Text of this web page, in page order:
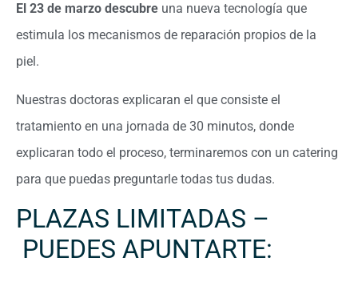
El 23 de marzo descubre una nueva tecnología que
estimula los mecanismos de reparación propios de la
piel.
Nuestras doctoras explicaran el que consiste el
tratamiento en una jornada de 30 minutos, donde
explicaran todo el proceso, terminaremos con un catering
para que puedas preguntarle todas tus dudas.
PLAZAS LIMITADAS –
PUEDES APUNTARTE: